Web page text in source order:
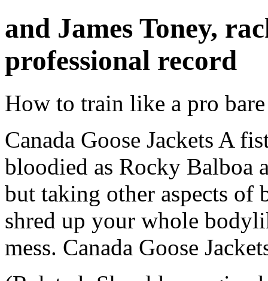
and James Toney,
professional record
How to train like a pro
Canada Goose Jackets A
bloodied as Rocky Balboa
but taking other aspects
shred up your whole
mess. Canada Goose